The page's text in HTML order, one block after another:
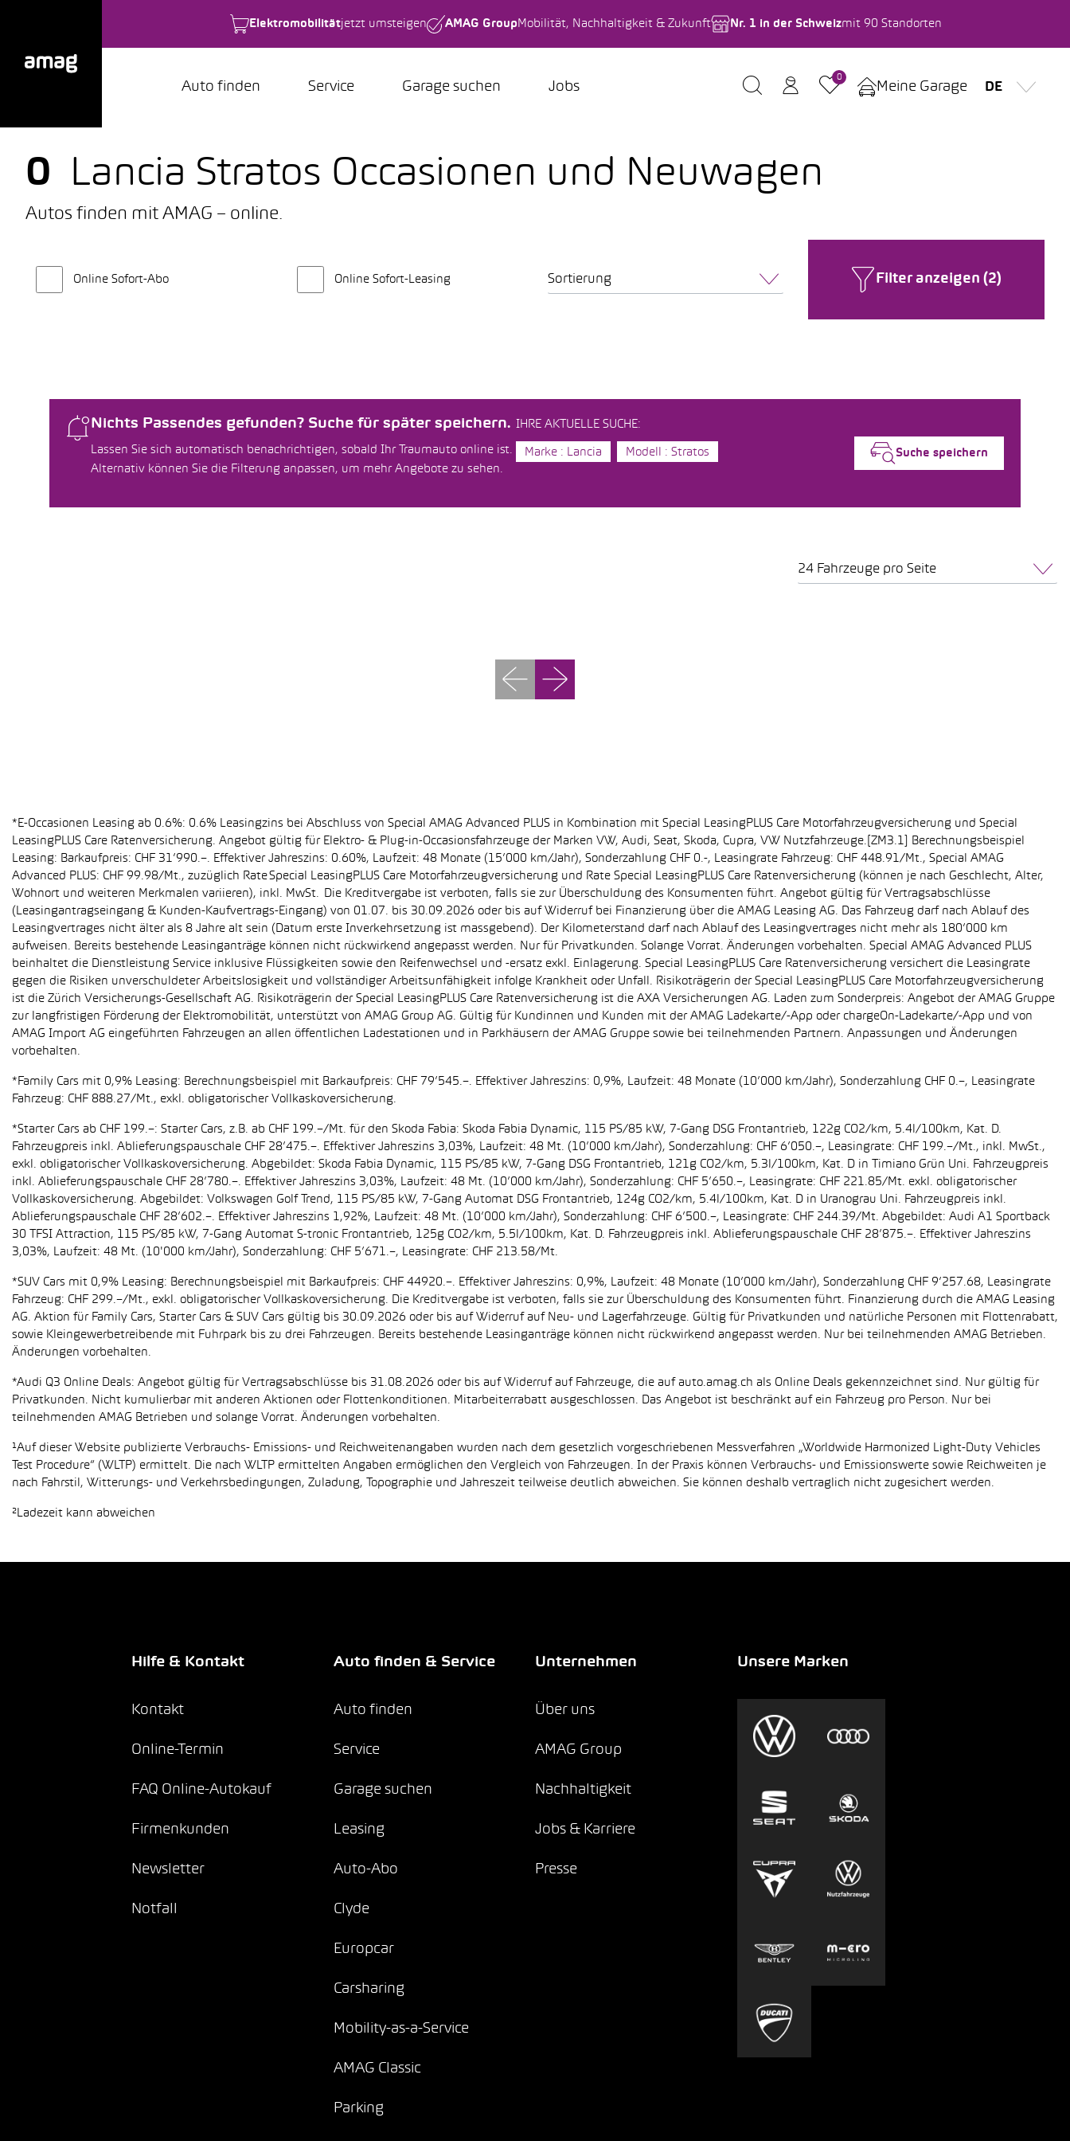
Elektromobilitätjetzt umsteigen AMAG Group Mobilität, Nachhaltigkeit & Zukunft Nr. 1 in der Schweizmit 90 Standorten
Auto finden Service Garage suchen Jobs
0
Meine Garage DE
0 Lancia Stratos Occasionen und Neuwagen
Autos finden mit AMAG – online.
Online Sofort-Abo Online Sofort-Leasing Sortierung Filter anzeigen (2)
Nichts Passendes gefunden? Suche für später speichern.
Lassen Sie sich automatisch benachrichtigen, sobald Ihr Traumauto online ist.
Alternativ können Sie die Filterung anpassen, um mehr Angebote zu sehen.
IHRE AKTUELLE SUCHE:
Marke : Lancia Modell : Stratos Suche speichern
24 Fahrzeuge pro Seite
*E-Occasionen Leasing ab 0.6%: 0.6% Leasingzins bei Abschluss von Special AMAG Advanced PLUS in Kombination mit Special LeasingPLUS Care Motorfahrzeugversicherung und Special
LeasingPLUS Care Ratenversicherung. Angebot gültig für Elektro- & Plug-in-Occasionsfahrzeuge der Marken VW, Audi, Seat, Skoda, Cupra, VW Nutzfahrzeuge.[ZM3.1] Berechnungsbeispiel
Leasing: Barkaufpreis: CHF 31’990.–. Effektiver Jahreszins: 0.60%, Laufzeit: 48 Monate (15’000 km/Jahr), Sonderzahlung CHF 0.-, Leasingrate Fahrzeug: CHF 448.91/Mt., Special AMAG
Advanced PLUS: CHF 99.98/Mt., zuzüglich Rate Special LeasingPLUS Care Motorfahrzeugversicherung und Rate Special LeasingPLUS Care Ratenversicherung (können je nach Geschlecht, Alter,
Wohnort und weiteren Merkmalen variieren), inkl. MwSt. Die Kreditvergabe ist verboten, falls sie zur Überschuldung des Konsumenten führt. Angebot gültig für Vertragsabschlüsse
(Leasingantragseingang & Kunden-Kaufvertrags-Eingang) von 01.07. bis 30.09.2026 oder bis auf Widerruf bei Finanzierung über die AMAG Leasing AG. Das Fahrzeug darf nach Ablauf des
Leasingvertrages nicht älter als 8 Jahre alt sein (Datum erste Inverkehrsetzung ist massgebend). Der Kilometerstand darf nach Ablauf des Leasingvertrages nicht mehr als 180’000 km
aufweisen. Bereits bestehende Leasinganträge können nicht rückwirkend angepasst werden. Nur für Privatkunden. Solange Vorrat. Änderungen vorbehalten. Special AMAG Advanced PLUS
beinhaltet die Dienstleistung Service inklusive Flüssigkeiten sowie den Reifenwechsel und -ersatz exkl. Einlagerung. Special LeasingPLUS Care Ratenversicherung versichert die Leasingrate
gegen die Risiken unverschuldeter Arbeitslosigkeit und vollständiger Arbeitsunfähigkeit infolge Krankheit oder Unfall. Risikoträgerin der Special LeasingPLUS Care Motorfahrzeugversicherung
ist die Zürich Versicherungs-Gesellschaft AG. Risikoträgerin der Special LeasingPLUS Care Ratenversicherung ist die AXA Versicherungen AG. Laden zum Sonderpreis: Angebot der AMAG Gruppe
zur langfristigen Förderung der Elektromobilität, unterstützt von AMAG Group AG. Gültig für Kundinnen und Kunden mit der AMAG Ladekarte/-App oder chargeOn-Ladekarte/-App und von
AMAG Import AG eingeführten Fahrzeugen an allen öffentlichen Ladestationen und in Parkhäusern der AMAG Gruppe sowie bei teilnehmenden Partnern. Anpassungen und Änderungen
vorbehalten.
*Family Cars mit 0,9% Leasing: Berechnungsbeispiel mit Barkaufpreis: CHF 79’545.–. Effektiver Jahreszins: 0,9%, Laufzeit: 48 Monate (10’000 km/Jahr), Sonderzahlung CHF 0.–, Leasingrate
Fahrzeug: CHF 888.27/Mt., exkl. obligatorischer Vollkaskoversicherung.
*Starter Cars ab CHF 199.–: Starter Cars, z.B. ab CHF 199.–/Mt. für den Skoda Fabia: Skoda Fabia Dynamic, 115 PS/85 kW, 7-Gang DSG Frontantrieb, 122g CO2/km, 5.4l/100km, Kat. D.
Fahrzeugpreis inkl. Ablieferungspauschale CHF 28’475.–. Effektiver Jahreszins 3,03%, Laufzeit: 48 Mt. (10’000 km/Jahr), Sonderzahlung: CHF 6’050.–, Leasingrate: CHF 199.–/Mt., inkl. MwSt.,
exkl. obligatorischer Vollkaskoversicherung. Abgebildet: Skoda Fabia Dynamic, 115 PS/85 kW, 7-Gang DSG Frontantrieb, 121g CO2/km, 5.3l/100km, Kat. D in Timiano Grün Uni. Fahrzeugpreis
inkl. Ablieferungspauschale CHF 28’780.–. Effektiver Jahreszins 3,03%, Laufzeit: 48 Mt. (10’000 km/Jahr), Sonderzahlung: CHF 5’650.–, Leasingrate: CHF 221.85/Mt. exkl. obligatorischer
Vollkaskoversicherung. Abgebildet: Volkswagen Golf Trend, 115 PS/85 kW, 7-Gang Automat DSG Frontantrieb, 124g CO2/km, 5.4l/100km, Kat. D in Uranograu Uni. Fahrzeugpreis inkl.
Ablieferungspauschale CHF 28’602.–. Effektiver Jahreszins 1,92%, Laufzeit: 48 Mt. (10’000 km/Jahr), Sonderzahlung: CHF 6’500.–, Leasingrate: CHF 244.39/Mt. Abgebildet: Audi A1 Sportback
30 TFSI Attraction, 115 PS/85 kW, 7-Gang Automat S-tronic Frontantrieb, 125g CO2/km, 5.5l/100km, Kat. D. Fahrzeugpreis inkl. Ablieferungspauschale CHF 28’875.–. Effektiver Jahreszins
3,03%, Laufzeit: 48 Mt. (10'000 km/Jahr), Sonderzahlung: CHF 5’671.–, Leasingrate: CHF 213.58/Mt.
*SUV Cars mit 0,9% Leasing: Berechnungsbeispiel mit Barkaufpreis: CHF 44920.–. Effektiver Jahreszins: 0,9%, Laufzeit: 48 Monate (10’000 km/Jahr), Sonderzahlung CHF 9’257.68, Leasingrate
Fahrzeug: CHF 299.–/Mt., exkl. obligatorischer Vollkaskoversicherung. Die Kreditvergabe ist verboten, falls sie zur Überschuldung des Konsumenten führt. Finanzierung durch die AMAG Leasing
AG. Aktion für Family Cars, Starter Cars & SUV Cars gültig bis 30.09.2026 oder bis auf Widerruf auf Neu- und Lagerfahrzeuge. Gültig für Privatkunden und natürliche Personen mit Flottenrabatt,
sowie Kleingewerbetreibende mit Fuhrpark bis zu drei Fahrzeugen. Bereits bestehende Leasinganträge können nicht rückwirkend angepasst werden. Nur bei teilnehmenden AMAG Betrieben.
Änderungen vorbehalten.
*Audi Q3 Online Deals: Angebot gültig für Vertragsabschlüsse bis 31.08.2026 oder bis auf Widerruf auf Fahrzeuge, die auf auto.amag.ch als Online Deals gekennzeichnet sind. Nur gültig für
Privatkunden. Nicht kumulierbar mit anderen Aktionen oder Flottenkonditionen. Mitarbeiterrabatt ausgeschlossen. Das Angebot ist beschränkt auf ein Fahrzeug pro Person. Nur bei
teilnehmenden AMAG Betrieben und solange Vorrat. Änderungen vorbehalten.
¹Auf dieser Website publizierte Verbrauchs- Emissions- und Reichweitenangaben wurden nach dem gesetzlich vorgeschriebenen Messverfahren „Worldwide Harmonized Light-Duty Vehicles
Test Procedure“ (WLTP) ermittelt. Die nach WLTP ermittelten Angaben ermöglichen den Vergleich von Fahrzeugen. In der Praxis können Verbrauchs- und Emissionswerte sowie Reichweiten je
nach Fahrstil, Witterungs- und Verkehrsbedingungen, Zuladung, Topographie und Jahreszeit teilweise deutlich abweichen. Sie können deshalb vertraglich nicht zugesichert werden.
²Ladezeit kann abweichen
Hilfe & Kontakt
Kontakt
Online-Termin
FAQ Online-Autokauf
Firmenkunden
Newsletter
Notfall
Auto finden & Service
Auto finden
Service
Garage suchen
Leasing
Auto-Abo
Clyde
Europcar
Carsharing
Mobility-as-a-Service
AMAG Classic
Parking
Unternehmen
Über uns
AMAG Group
Nachhaltigkeit
Jobs & Karriere
Presse
Unsere Marken